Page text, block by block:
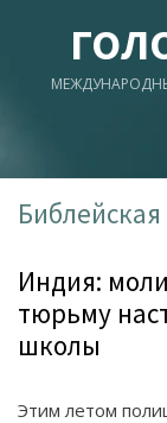
Индия:
тюрьму
школы
Этим летом